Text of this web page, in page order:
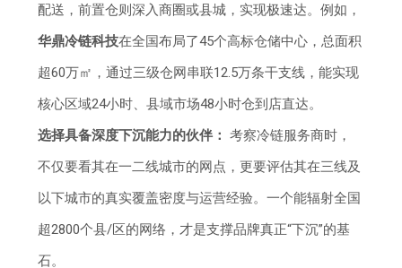
配送，前置仓则深入商圈或县城，实现极速达。例如，
华鼎冷链科技在全国布局了45个高标仓储中心，总面积
超60万㎡，通过三级仓网串联12.5万条干支线，能实现
核心区域24小时、县域市场48小时仓到店直达。
选择具备深度下沉能力的伙伴： 考察冷链服务商时，
不仅要看其在一二线城市的网点，更要评估其在三线及
以下城市的真实覆盖密度与运营经验。一个能辐射全国
超2800个县/区的网络，才是支撑品牌真正“下沉”的基
石。